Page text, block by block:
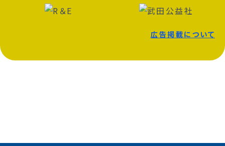
広告掲載について